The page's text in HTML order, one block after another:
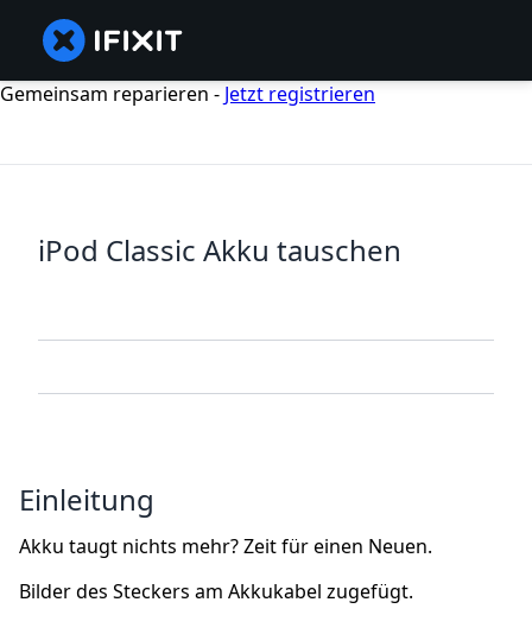
Gemeinsam reparieren - Jetzt registrieren
iPod Classic Akku tauschen
Einleitung
Akku taugt nichts mehr? Zeit für einen Neuen.
Bilder des Steckers am Akkukabel zugefügt.